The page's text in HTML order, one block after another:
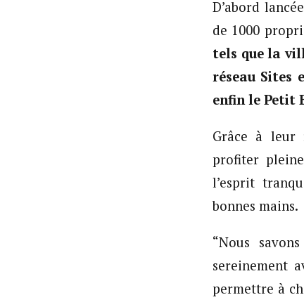
​D’abord
de 1000
tels que la
réseau Sites
enfin le Petit
​Grâce à leur
profiter
l’esprit
bonnes mains.
“Nous
sereinement
permettre à